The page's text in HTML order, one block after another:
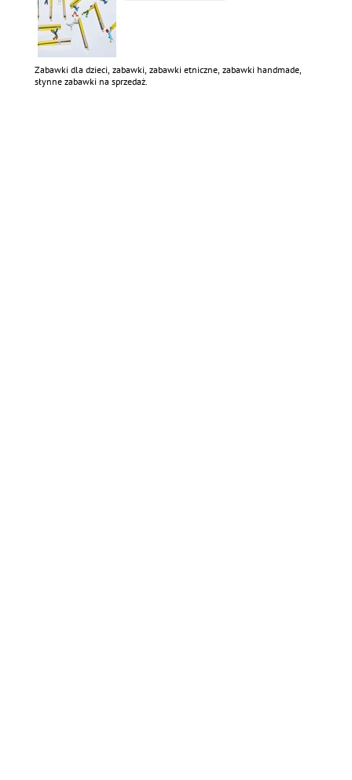
Zabawki dla dzieci, zabawki, zabawki etniczne, zabawki handmade,
słynne zabawki na sprzedaż.